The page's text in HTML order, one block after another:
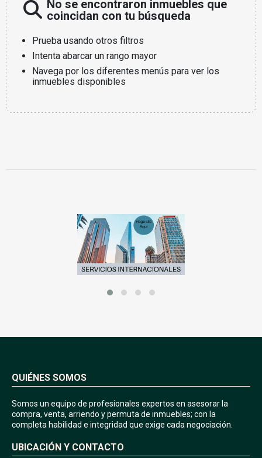
No se encontraron inmuebles que
coincidan con tu búsqueda
Prueba usando otros filtros
Intenta abarcar un rango mayor
Navega por los diferentes menús para ver los
inmuebles disponibles
QUIÉNES SOMOS
Somos un equipo de profesionales expertos en asesorar la
compra, venta, arriendo y permuta de inmuebles; con la
completa habilidad e integridad que exige cada negociación.
UBICACIÓN Y CONTACTO